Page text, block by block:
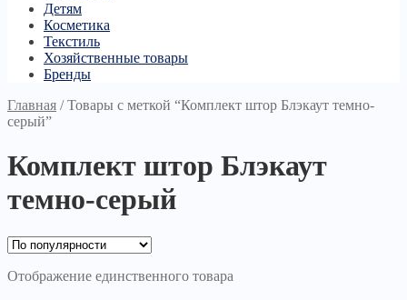
Детям
Косметика
Текстиль
Хозяйственные товары
Бренды
Главная /Товары с меткой “Комплект штор Блэкаут темно-
серый”
Комплект штор Блэкаут
темно-серый
Отображение единственного товара